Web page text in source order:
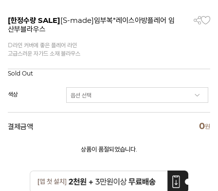
[한정수량 SALE][S-made]임부복*레이스아방플레어 임
산부블라우스
D라인 커버에 좋은 플레어 라인
고급스러운 자가드 소재 블라우스
Sold Out
색상
결제금액 0원
상품이 품절되었습니다.